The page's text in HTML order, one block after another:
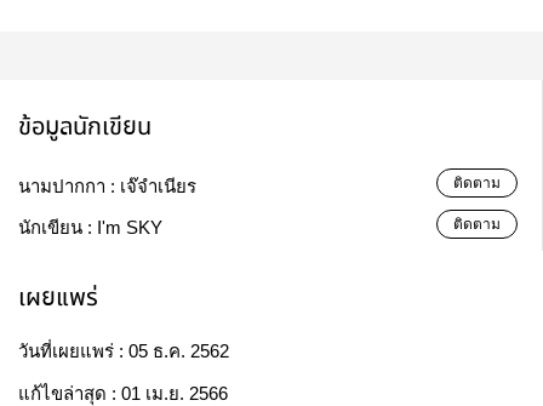
ข้อมูลนักเขียน
นามปากกา : เจ๊จำเนียร ติดตาม
นักเขียน : I'm SKY ติดตาม
เผยแพร่
วันที่เผยแพร่ : 05 ธ.ค. 2562
แก้ไขล่าสุด : 01 เม.ย. 2566